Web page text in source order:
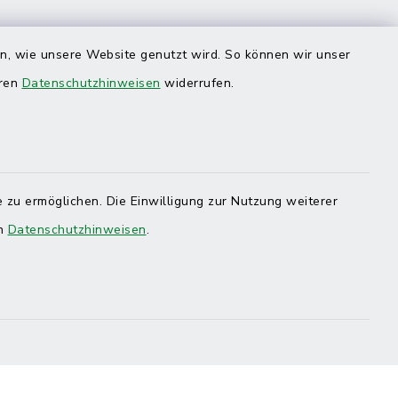
wie unsere Website genutzt wird. So können wir unser
Datenschutzhinweisen widerrufen.
ermöglichen. Die Einwilligung zur Nutzung weiterer
Datenschutzhinweisen.